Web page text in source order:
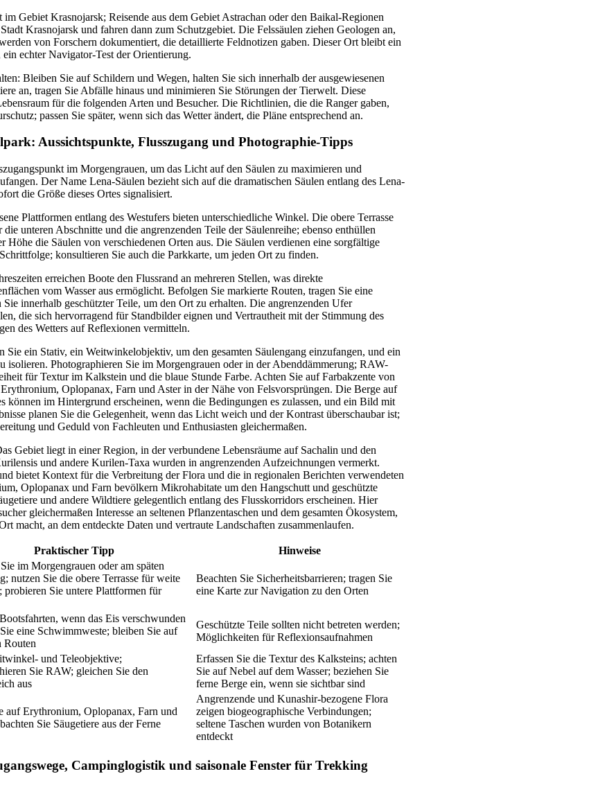
Gebiet Krasnojarsk; Reisende aus dem Gebiet Astrachan oder den Baikal-Regionen
Krasnojarsk und fahren dann zum Schutzgebiet. Die Felssäulen ziehen Geologen an,
von Forschern dokumentiert, die detaillierte Feldnotizen gaben. Dieser Ort bleibt ein
echter Navigator-Test der Orientierung.
Bleiben Sie auf Schildern und Wegen, halten Sie sich innerhalb der ausgewiesenen
an, tragen Sie Abfälle hinaus und minimieren Sie Störungen der Tierwelt. Diese
für die folgenden Arten und Besucher. Die Richtlinien, die die Ranger gaben,
passen Sie später, wenn sich das Wetter ändert, die Pläne entsprechend an.
Aussichtspunkte, Flusszugang und Photographie-Tipps
im Morgengrauen, um das Licht auf den Säulen zu maximieren und
Der Name Lena-Säulen bezieht sich auf die dramatischen Säulen entlang des Lena-
die Größe dieses Ortes signalisiert.
Plattformen entlang des Westufers bieten unterschiedliche Winkel. Die obere Terrasse
unteren Abschnitte und die angrenzenden Teile der Säulenreihe; ebenso enthüllen
Höhe die Säulen von verschiedenen Orten aus. Die Säulen verdienen eine sorgfältige
konsultieren Sie auch die Parkkarte, um jeden Ort zu finden.
erreichen Boote den Flussrand an mehreren Stellen, was direkte
vom Wasser aus ermöglicht. Befolgen Sie markierte Routen, tragen Sie eine
innerhalb geschützter Teile, um den Ort zu erhalten. Die angrenzenden Ufer
die sich hervorragend für Standbilder eignen und Vertrautheit mit der Stimmung des
des Wetters auf Reflexionen vermitteln.
Sie ein Stativ, ein Weitwinkelobjektiv, um den gesamten Säulengang einzufangen, und ein
isolieren. Photographieren Sie im Morgengrauen oder in der Abenddämmerung; RAW-
für Textur im Kalkstein und die blaue Stunde Farbe. Achten Sie auf Farbakzente von
Oplopanax, Farn und Aster in der Nähe von Felsvorsprüngen. Die Berge auf
können im Hintergrund erscheinen, wenn die Bedingungen es zulassen, und ein Bild mit
planen Sie die Gelegenheit, wenn das Licht weich und der Kontrast überschaubar ist;
und Geduld von Fachleuten und Enthusiasten gleichermaßen.
Gebiet liegt in einer Region, in der verbundene Lebensräume auf Sachalin und den
und andere Kurilen-Taxa wurden in angrenzenden Aufzeichnungen vermerkt.
bietet Kontext für die Verbreitung der Flora und die in regionalen Berichten verwendeten
Oplopanax und Farn bevölkern Mikrohabitate um den Hangschutt und geschützte
und andere Wildtiere gelegentlich entlang des Flusskorridors erscheinen. Hier
gleichermaßen Interesse an seltenen Pflanzentaschen und dem gesamten Ökosystem,
macht, an dem entdeckte Daten und vertraute Landschaften zusammenlaufen.
Praktischer Tipp Hinweise
im Morgengrauen oder am späten
nutzen Sie die obere Terrasse für weite
probieren Sie untere Plattformen für
Beachten Sie Sicherheitsbarrieren; tragen Sie
eine Karte zur Navigation zu den Orten
wenn das Eis verschwunden
eine Schwimmweste; bleiben Sie auf
Routen
Geschützte Teile sollten nicht betreten werden;
Möglichkeiten für Reflexionsaufnahmen
und Teleobjektive;
Sie RAW; gleichen Sie den
aus
Erfassen Sie die Textur des Kalksteins; achten
Sie auf Nebel auf dem Wasser; beziehen Sie
ferne Berge ein, wenn sie sichtbar sind
auf Erythronium, Oplopanax, Farn und
Sie Säugetiere aus der Ferne
Angrenzende und Kunashir-bezogene Flora
zeigen biogeographische Verbindungen;
seltene Taschen wurden von Botanikern
entdeckt
Campinglogistik und saisonale Fenster für Trekking